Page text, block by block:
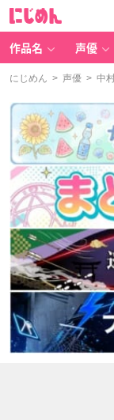
作品名 声優
にじめん > 声優 > 中